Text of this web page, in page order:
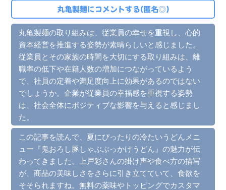
丸亀製麺にコメントする(匿名◎)
丸亀製麺の取り組みは、従業員の幸せを重視し、心的
資本経営を推進する姿勢が素晴らしいと感じました。
従業員とその家族の時間を大切にする取り組みは、離
職率の低下や在籍人数の増加につながっているよう
で、社員の定着や満足度向上に効果があるのではない
でしょうか。企業が従業員の幸福感を重視する姿勢
は、社会全体にポジティブな影響を与えると感じまし
た。
この記事を読んで、夏にぴったりの冷たいうどんメニ
ュー『鬼おろし豚しゃぶぶっかけうどん』の魅力が伝
わってきました。上戸彩さんの掛け声や食べ方の描写
が、商品の美味しさをさらに引き立てていて、食欲を
そそられますね。無料の薬味やトッピングでカスタマ